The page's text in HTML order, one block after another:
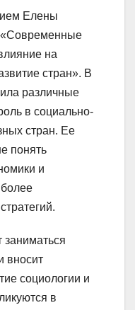
Елены
«Современные
на
стран». В
различные
в социально-
стран. Ее
понять
и
вносит
социологии и
в